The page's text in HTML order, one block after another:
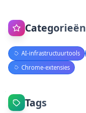
Categorieën
AI-infrastructuurtools
Chrome-extensies
Tags